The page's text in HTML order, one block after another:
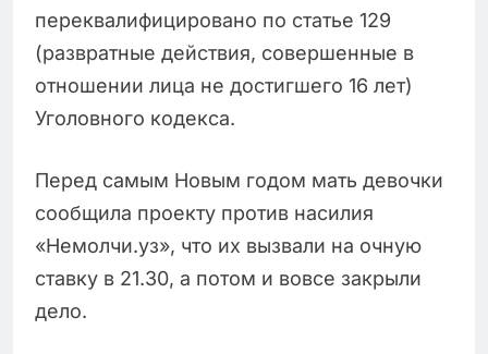
переквалифицировано по статье 129
(развратные действия, совершенные в
отношении лица не достигшего 16 лет)
Уголовного кодекса.
Перед самым Новым годом мать девочки
сообщила проекту против насилия
«Немолчи.уз», что их вызвали на очную
ставку в 21.30, а потом и вовсе закрыли
дело.